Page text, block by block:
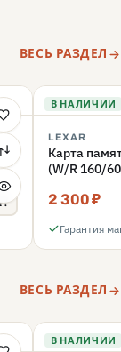
ВЕСЬ РАЗДЕЛ
В НАЛИЧИИ
LEXAR
Карта
(W/R 160/
2 300 ₽
Гарантия
ВЕСЬ РАЗДЕЛ
В НАЛИЧИИ